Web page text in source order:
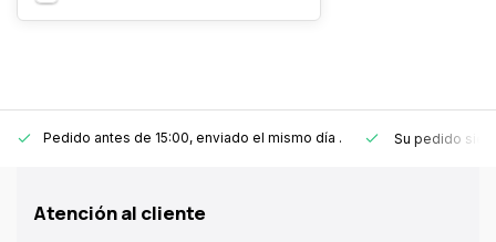
Pedido antes de 15:00, enviado el mismo día . Su pedido
Atención al cliente